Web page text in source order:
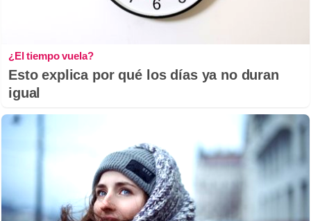
¿El tiempo vuela?
Esto explica por qué los días ya no duran
igual